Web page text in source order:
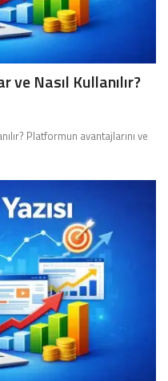
ve Nasıl Kullanılır?
Platformun avantajlarını ve